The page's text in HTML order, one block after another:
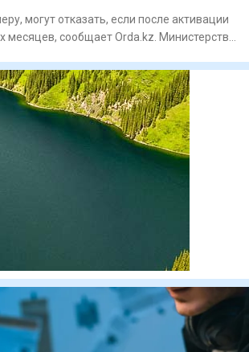
могут отказать, если после активации
месяцев, сообщает Orda.kz. Министерство